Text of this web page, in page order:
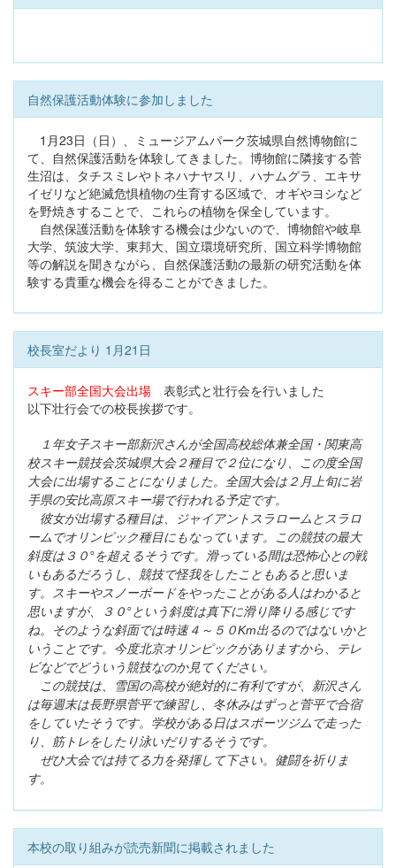
自然保護活動体験に参加しました
1月23日（日）、ミュージアムパーク茨城県自然博物館に
て、自然保護活動を体験してきました。博物館に隣接する菅
生沼は、タチスミレやトネハナヤスリ、ハナムグラ、エキサ
イゼリなど絶滅危惧植物の生育する区域で、オギやヨシなど
を野焼きすることで、これらの植物を保全しています。
自然保護活動を体験する機会は少ないので、博物館や岐阜
大学、筑波大学、東邦大、国立環境研究所、国立科学博物館
等の解説を聞きながら、自然保護活動の最新の研究活動を体
験する貴重な機会を得ることができました。
校長室だより 1月21日
スキー部全国大会出場 表彰式と壮行会を行いました
以下壮行会での校長挨拶です。
１年女子スキー部新沢さんが全国高校総体兼全国・関東高
校スキー競技会茨城県大会２種目で２位になり、この度全国
大会に出場することになりました。全国大会は２月上旬に岩
手県の安比高原スキー場で行われる予定です。
彼女が出場する種目は、ジャイアントスラロームとスラロ
ームでオリンピック種目にもなっています。この競技の最大
斜度は３０°を超えるそうです。滑っている間は恐怖心との戦
いもあるだろうし、競技で怪我をしたこともあると思いま
す。スキーやスノーボードをやったことがある人はわかると
思いますが、３０°という斜度は真下に滑り降りる感じです
ね。そのような斜面では時速４～５０Km出るのではないかと
いうことです。今度北京オリンピックがありますから、テレ
ビなどでどういう競技なのか見てください。
この競技は、雪国の高校が絶対的に有利ですが、新沢さん
は毎週末は長野県菅平で練習し、冬休みはずっと菅平で合宿
をしていたそうです。学校がある日はスポーツジムで走った
り、筋トレをしたり泳いだりするそうです。
ぜひ大会では持てる力を発揮して下さい。健闘を祈りま
す。
本校の取り組みが読売新聞に掲載されました